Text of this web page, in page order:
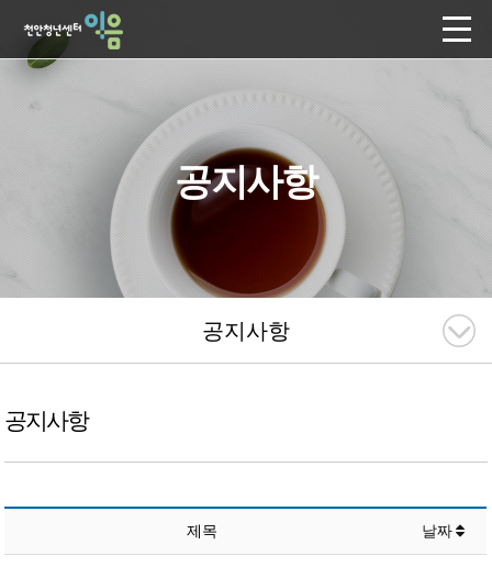
공지사항
공지사항
공지사항
제목 날짜